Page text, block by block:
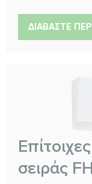
ΔΙΑΒΆΣΤΕ
σειράς